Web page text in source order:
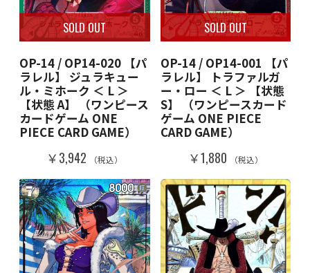
SOLD OUT
OP-14 / OP14-020 【パ
ラレル】 ジュラキュー
ル・ミホーク ＜ L ＞
【状態 A】 （ワンピース
カードゲーム ONE
PIECE CARD GAME）
￥3,942 （税込）
SOLD OUT
OP-14 / OP14-001 【パ
ラレル】 トラファルガ
ー・ロー ＜ L ＞ 【状態
S】 （ワンピースカード
ゲーム ONE PIECE
CARD GAME）
￥1,880 （税込）